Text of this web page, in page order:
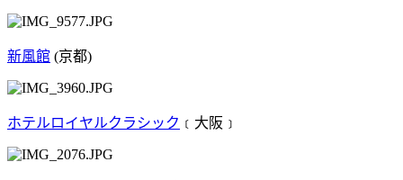
新風館 (京都)
ホテルロイヤルクラシック ﹝大阪﹞